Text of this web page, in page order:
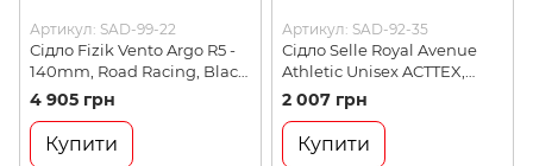
Артикул: SAD-99-22
Сідло Fizik Vento Argo R5 -
140mm, Road Racing, Black
(70D7S A2 3A22)
4 905 грн
Купити
Артикул: SAD-92-35
Сідло Selle Royal Avenue
Athletic Unisex ACTTEX,
Black (8468HG0A08096)
2 007 грн
Купити